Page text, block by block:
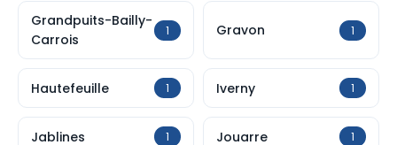
Grandpuits-Bailly-
Carrois
1 Gravon 1
Hautefeuille 1 Iverny 1
Jablines 1 Jouarre 1